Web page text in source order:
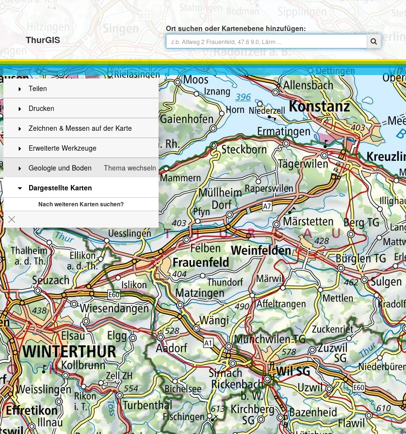
ThurGIS
Ort suchen oder Kartenebene hinzufügen:
Teilen
Drucken
Zeichnen & Messen auf der Karte
Erweiterte Werkzeuge
Thema wechseln
Geologie und Boden
Dargestellte Karten
Nach weiteren Karten suchen?